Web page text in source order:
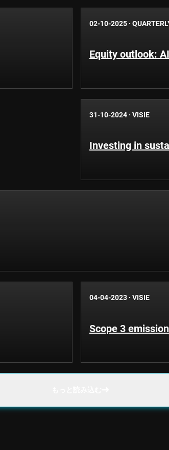
02-10-2025 ·
Equity outlook:
31-10-2024 · VISIE
Investing in
04-04-2023 · VISIE
Scope 3